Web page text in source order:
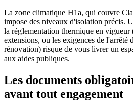
La zone climatique H1a, qui couvre
impose des niveaux d'isolation précis.
la réglementation thermique en
extensions, ou les exigences de l'arrêté
rénovation) risque de vous livrer un
aux aides publiques.
Les documents
avant tout engagement